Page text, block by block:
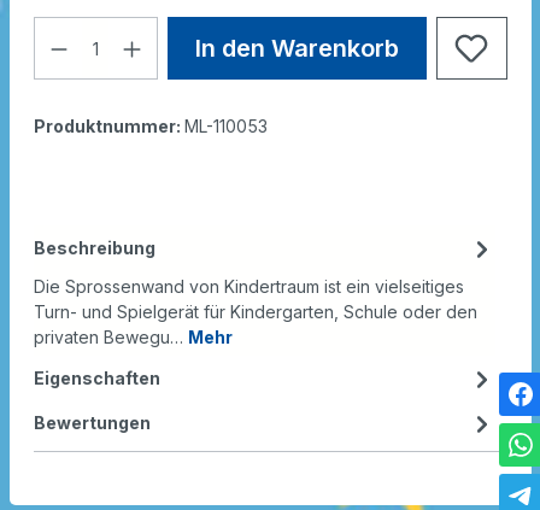
In den Warenkorb
Produktnummer: ML-110053
Beschreibung
Die Sprossenwand von Kindertraum ist ein vielseitiges
Turn- und Spielgerät für Kindergarten, Schule oder den
privaten Bewegu… Mehr
Eigenschaften
Bewertungen